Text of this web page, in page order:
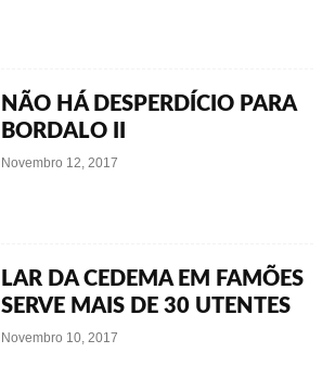
NÃO HÁ DESPERDÍCIO PARA
BORDALO II
Novembro 12, 2017
LAR DA CEDEMA EM FAMÕES
SERVE MAIS DE 30 UTENTES
Novembro 10, 2017